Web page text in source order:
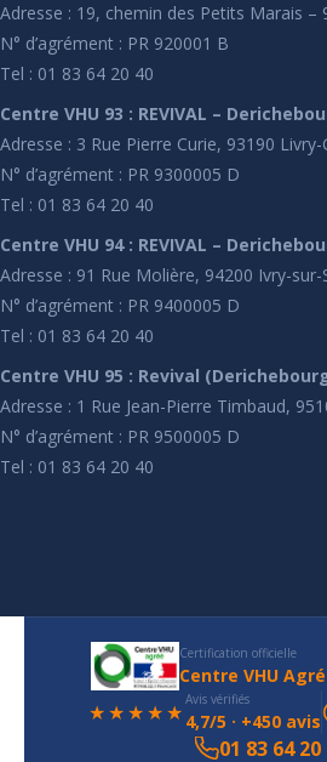
Adresse : 19, chemin des Petits Marais –
N° d’agrément : PR 920001 B
Tel : 01 83 64 20 40
Centre VHU 93 : REVIVAL –
Adresse : 3 Rue Pierre Curie, 93190 Livry-
N° d’agrément : PR 9300005 D
Tel : 01 83 64 20 40
Centre VHU 94 : REVIVAL –
Adresse : 91 Rue Molière, 94200 Ivry-sur-
N° d’agrément : PR 9400005 D
Tel : 01 83 64 20 40
Centre VHU 95 : Revival
Adresse : 1 Rue Jean-Pierre Timbaud,
N° d’agrément : PR 9500005 D
Tel : 01 83 64 20 40
Certification officielle
Centre VHU
★★★★★ Avis vérifiés
4,7/5 · +450 avis
01 83 64 20